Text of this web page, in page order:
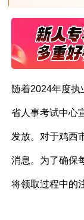
随着2024年度
省人事考试中心
发放。对于鸡西
消息。为了确保
将领取过程中的